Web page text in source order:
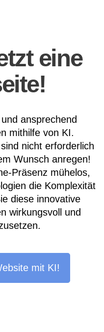
eine
ansprechend
mithilfe von KI.
nicht erforderlich
Wunsch anregen!
Präsenz mühelos,
die Komplexität
diese innovative
wirkungsvoll und
mit KI!